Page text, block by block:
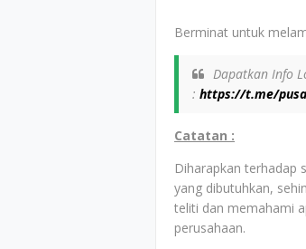
Berminat untuk
Dapatkan Info
: https://t.me/
Catatan :
Diharapkan terhadap
yang dibutuhkan,
teliti dan memahami
perusahaan.